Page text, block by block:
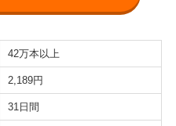
42万本以上
2,189円
31日間